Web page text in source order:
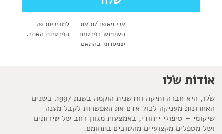
אני מאשר/ת את
השימוש בפרטים
שמסרתי בהתאם
למדיניות
הפרטיות
של
האתר.
אוֹדוֹת שׂלו
שׂלו, היא חברה ותיקה וחדשנית הוקמה בשנת 1997. בשנים
האחרונות מעניקה לכול אדם את האפשרות לקבל מענה
שיקומי – טיפולי ייחודי, באמצעות מגוון רחב של שירותים
ושל מטפלים מקצועיים מהטובים בתחומם.